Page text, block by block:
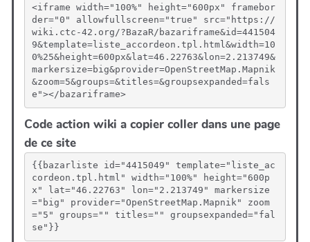
<iframe width="100%" height="600px" framebor
der="0" allowfullscreen="true" src="https://
wiki.ctc-42.org/?BazaR/bazariframe&id=441504
9&template=liste_accordeon.tpl.html&width=10
0%25&height=600px&lat=46.22763&lon=2.213749&
markersize=big&provider=OpenStreetMap.Mapnik
&zoom=5&groups=&titles=&groupsexpanded=fals
e"></bazariframe>
Code action wiki a copier coller dans une page
de ce site
{{bazarliste id="4415049" template="liste_ac
cordeon.tpl.html" width="100%" height="600p
x" lat="46.22763" lon="2.213749" markersize
="big" provider="OpenStreetMap.Mapnik" zoom
="5" groups="" titles="" groupsexpanded="fal
se"}}